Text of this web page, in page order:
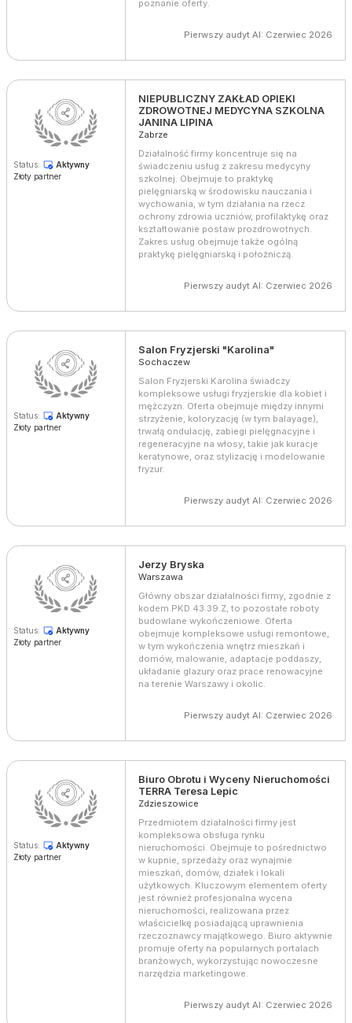
poznanie oferty.
Pierwszy audyt AI: Czerwiec 2026
Status:
Aktywny
Złoty partner
NIEPUBLICZNY ZAKŁAD OPIEKI
ZDROWOTNEJ MEDYCYNA SZKOLNA
JANINA LIPINA
Zabrze
Działalność firmy koncentruje się na
świadczeniu usług z zakresu medycyny
szkolnej. Obejmuje to praktykę
pielęgniarską w środowisku nauczania i
wychowania, w tym działania na rzecz
ochrony zdrowia uczniów, profilaktykę oraz
kształtowanie postaw prozdrowotnych.
Zakres usług obejmuje także ogólną
praktykę pielęgniarską i położniczą.
Pierwszy audyt AI: Czerwiec 2026
Status:
Aktywny
Złoty partner
Salon Fryzjerski "Karolina"
Sochaczew
Salon Fryzjerski Karolina świadczy
kompleksowe usługi fryzjerskie dla kobiet i
mężczyzn. Oferta obejmuje między innymi
strzyżenie, koloryzację (w tym balayage),
trwałą ondulację, zabiegi pielęgnacyjne i
regeneracyjne na włosy, takie jak kuracje
keratynowe, oraz stylizację i modelowanie
fryzur.
Pierwszy audyt AI: Czerwiec 2026
Status:
Aktywny
Złoty partner
Jerzy Bryska
Warszawa
Główny obszar działalności firmy, zgodnie z
kodem PKD 43.39.Z, to pozostałe roboty
budowlane wykończeniowe. Oferta
obejmuje kompleksowe usługi remontowe,
w tym wykończenia wnętrz mieszkań i
domów, malowanie, adaptacje poddaszy,
układanie glazury oraz prace renowacyjne
na terenie Warszawy i okolic.
Pierwszy audyt AI: Czerwiec 2026
Status:
Aktywny
Złoty partner
Biuro Obrotu i Wyceny Nieruchomości
TERRA Teresa Lepic
Zdzieszowice
Przedmiotem działalności firmy jest
kompleksowa obsługa rynku
nieruchomości. Obejmuje to pośrednictwo
w kupnie, sprzedaży oraz wynajmie
mieszkań, domów, działek i lokali
użytkowych. Kluczowym elementem oferty
jest również profesjonalna wycena
nieruchomości, realizowana przez
właścicielkę posiadającą uprawnienia
rzeczoznawcy majątkowego. Biuro aktywnie
promuje oferty na popularnych portalach
branżowych, wykorzystując nowoczesne
narzędzia marketingowe.
Pierwszy audyt AI: Czerwiec 2026